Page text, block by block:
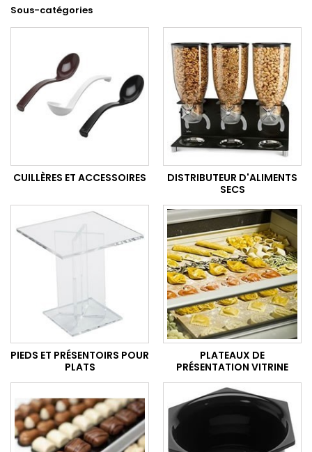
Sous-catégories
CUILLÈRES ET ACCESSOIRES
DISTRIBUTEUR D'ALIMENTS
SECS
PIEDS ET PRÉSENTOIRS POUR
PLATS
PLATEAUX DE
PRÉSENTATION VITRINE